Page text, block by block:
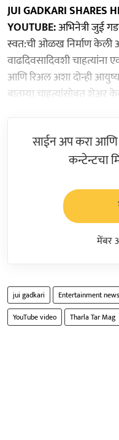
JUI GADKARI SHARES
YOUTUBE:अभिनेत्री जुई
स्वत:ची ओळख निर्माण केली
वाढदिवसादिवशी चाहत्यांना
आणि रिअल अशा दोन्ही
बातम्या चाहत्यांसोबत शेअर
साईन अप करा
कन्टेन्टचा
मेंबर
jui gadkari Entertainment news
YouTube video
Tharla Tar Mag